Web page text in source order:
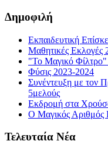
Δημοφιλή
Εκπαιδευτική
Μαθητικές Εκλογές
"Το Μαγικό Φίλτρο"
Φύσις 2023-2024
Συνέντευξη με τον
5μελούς
Εκδρομή στα
Ο Μαγικός Αριθμός
Τελευταία Νέα